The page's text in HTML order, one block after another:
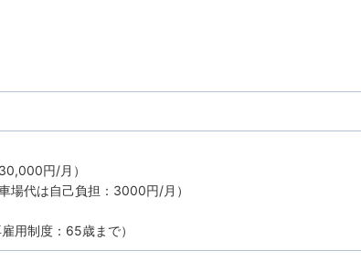
円/月）
場代は自己負担：3000円/月）
用制度：65歳まで）